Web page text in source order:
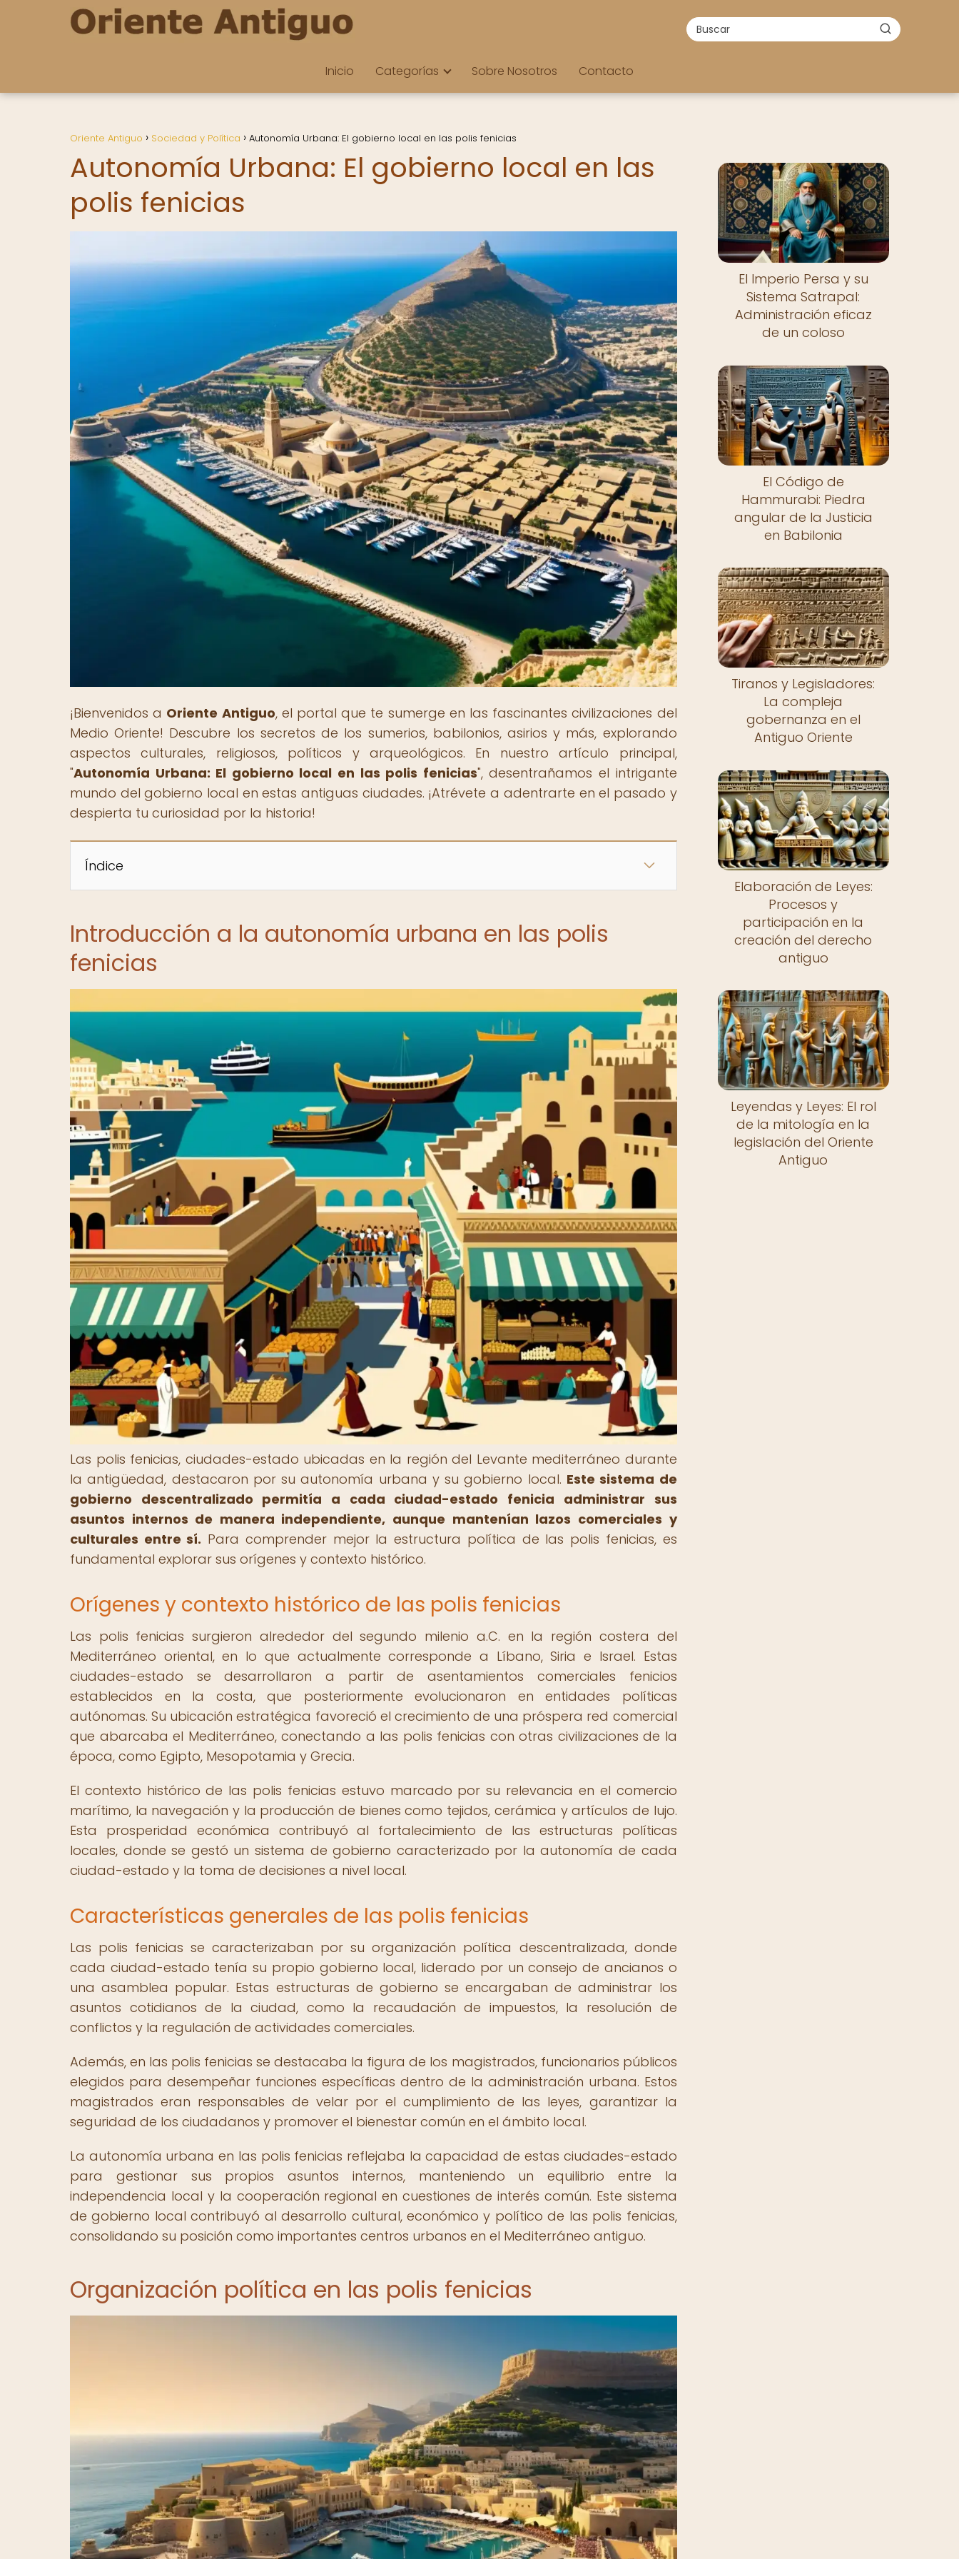
Inicio Categorías Sobre Nosotros Contacto
Oriente Antiguo Sociedad y Política Autonomía Urbana: El gobierno local en las polis fenicias
Autonomía Urbana: El gobierno local en las
polis fenicias
¡Bienvenidos a Oriente Antiguo, el portal que te sumerge en las fascinantes civilizaciones del
Medio Oriente! Descubre los secretos de los sumerios, babilonios, asirios y más, explorando
aspectos culturales, religiosos, políticos y arqueológicos. En nuestro artículo principal,
"Autonomía Urbana: El gobierno local en las polis fenicias", desentrañamos el intrigante
mundo del gobierno local en estas antiguas ciudades. ¡Atrévete a adentrarte en el pasado y
despierta tu curiosidad por la historia!
Índice
Introducción a la autonomía urbana en las polis
fenicias
Las polis fenicias, ciudades-estado ubicadas en la región del Levante mediterráneo durante
la antigüedad, destacaron por su autonomía urbana y su gobierno local. Este sistema de
gobierno descentralizado permitía a cada ciudad-estado fenicia administrar sus
asuntos internos de manera independiente, aunque mantenían lazos comerciales y
culturales entre sí. Para comprender mejor la estructura política de las polis fenicias, es
fundamental explorar sus orígenes y contexto histórico.
Orígenes y contexto histórico de las polis fenicias
Las polis fenicias surgieron alrededor del segundo milenio a.C. en la región costera del
Mediterráneo oriental, en lo que actualmente corresponde a Líbano, Siria e Israel. Estas
ciudades-estado se desarrollaron a partir de asentamientos comerciales fenicios
establecidos en la costa, que posteriormente evolucionaron en entidades políticas
autónomas. Su ubicación estratégica favoreció el crecimiento de una próspera red comercial
que abarcaba el Mediterráneo, conectando a las polis fenicias con otras civilizaciones de la
época, como Egipto, Mesopotamia y Grecia.
El contexto histórico de las polis fenicias estuvo marcado por su relevancia en el comercio
marítimo, la navegación y la producción de bienes como tejidos, cerámica y artículos de lujo.
Esta prosperidad económica contribuyó al fortalecimiento de las estructuras políticas
locales, donde se gestó un sistema de gobierno caracterizado por la autonomía de cada
ciudad-estado y la toma de decisiones a nivel local.
Características generales de las polis fenicias
Las polis fenicias se caracterizaban por su organización política descentralizada, donde
cada ciudad-estado tenía su propio gobierno local, liderado por un consejo de ancianos o
una asamblea popular. Estas estructuras de gobierno se encargaban de administrar los
asuntos cotidianos de la ciudad, como la recaudación de impuestos, la resolución de
conflictos y la regulación de actividades comerciales.
Además, en las polis fenicias se destacaba la figura de los magistrados, funcionarios públicos
elegidos para desempeñar funciones específicas dentro de la administración urbana. Estos
magistrados eran responsables de velar por el cumplimiento de las leyes, garantizar la
seguridad de los ciudadanos y promover el bienestar común en el ámbito local.
La autonomía urbana en las polis fenicias reflejaba la capacidad de estas ciudades-estado
para gestionar sus propios asuntos internos, manteniendo un equilibrio entre la
independencia local y la cooperación regional en cuestiones de interés común. Este sistema
de gobierno local contribuyó al desarrollo cultural, económico y político de las polis fenicias,
consolidando su posición como importantes centros urbanos en el Mediterráneo antiguo.
Organización política en las polis fenicias
El Imperio Persa y su
Sistema Satrapal:
Administración eficaz
de un coloso
El Código de
Hammurabi: Piedra
angular de la Justicia
en Babilonia
Tiranos y Legisladores:
La compleja
gobernanza en el
Antiguo Oriente
Elaboración de Leyes:
Procesos y
participación en la
creación del derecho
antiguo
Leyendas y Leyes: El rol
de la mitología en la
legislación del Oriente
Antiguo